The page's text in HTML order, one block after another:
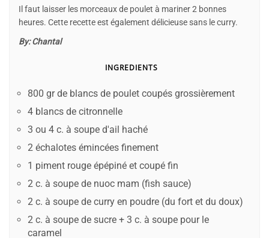
Il faut laisser les morceaux de poulet à mariner 2 bonnes
heures. Cette recette est également délicieuse sans le curry.
By:Chantal
INGREDIENTS
800 gr de blancs de poulet coupés grossièrement
4 blancs de citronnelle
3 ou 4 c. à soupe d'ail haché
2 échalotes émincées finement
1 piment rouge épépiné et coupé fin
2 c. à soupe de nuoc mam (fish sauce)
2 c. à soupe de curry en poudre (du fort et du doux)
2 c. à soupe de sucre + 3 c. à soupe pour le
caramel